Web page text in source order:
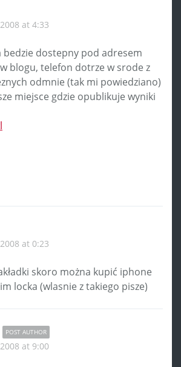
at 4:33
dostepny pod adresem
blogu, telefon dotrze w srode z
odmnie (tak mi powiedziano)
miejsce gdzie opublikuje wyniki
at 0:23
skoro można kupić iphone
locka (wlasnie z takiego pisze)
POST AUTHOR
at 9:00